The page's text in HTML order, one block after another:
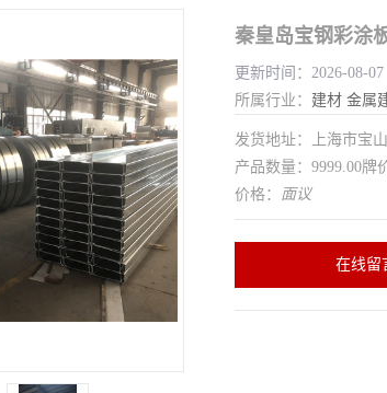
秦皇岛宝钢彩涂
更新时间：2026-08-
所属行业： 建材 金属
发货地址：上海市宝
产品数量：9999.00牌
价格： 面议
在线留